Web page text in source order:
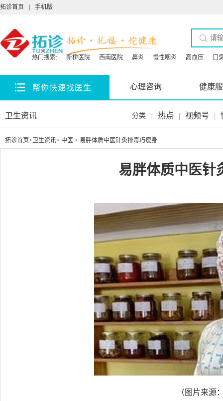
拓诊首页 手机版
热门搜索: 新桥医院 西南医院 鼻炎 慢性咽炎 高血压 口
帮你快速找医生 心理咨询 健康
卫生资讯 分类 : 热点 | 视频号 |
拓诊首页> 卫生资讯> 中医 > 易胖体质中医针灸排毒巧瘦身
易胖体质中医针
（图片来源